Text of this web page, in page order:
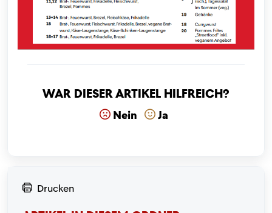
War dieser Artikel hilfreich?
Nein Ja
Drucken